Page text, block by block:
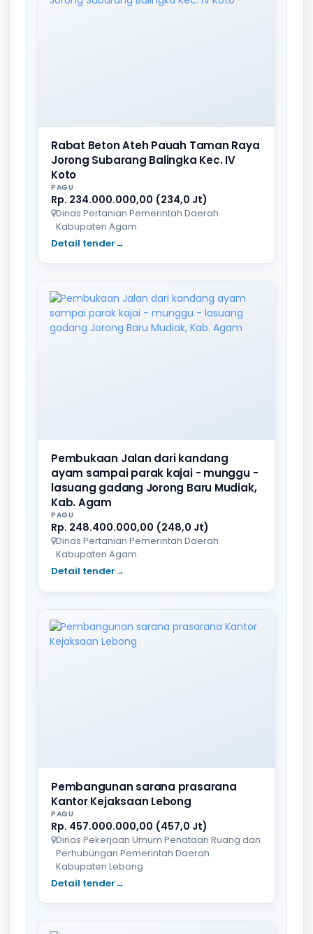
Rabat Beton Ateh Pauah Taman Raya
Jorong Subarang Balingka Kec. IV
Koto
PAGU
Rp. 234.000.000,00 (234,0 Jt)
Dinas Pertanian Pemerintah Daerah
Kabupaten Agam
Detail tender→
Pembukaan Jalan dari kandang
ayam sampai parak kajai - munggu -
lasuang gadang Jorong Baru Mudiak,
Kab. Agam
PAGU
Rp. 248.400.000,00 (248,0 Jt)
Dinas Pertanian Pemerintah Daerah
Kabupaten Agam
Detail tender→
Pembangunan sarana prasarana
Kantor Kejaksaan Lebong
PAGU
Rp. 457.000.000,00 (457,0 Jt)
Dinas Pekerjaan Umum Penataan Ruang dan
Perhubungan Pemerintah Daerah
Kabupaten Lebong
Detail tender→